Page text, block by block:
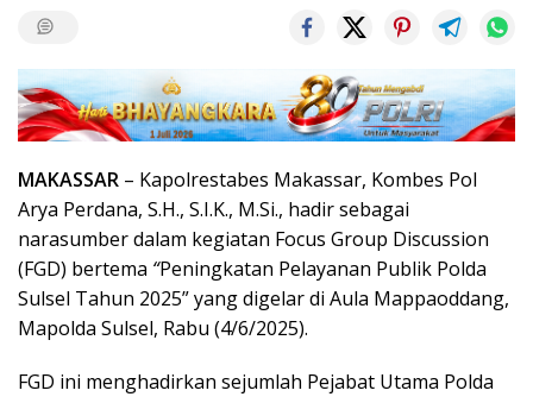
MAKASSAR – Kapolrestabes Makassar, Kombes Pol
Arya Perdana, S.H., S.I.K., M.Si., hadir sebagai
narasumber dalam kegiatan Focus Group Discussion
(FGD) bertema “Peningkatan Pelayanan Publik Polda
Sulsel Tahun 2025” yang digelar di Aula Mappaoddang,
Mapolda Sulsel, Rabu (4/6/2025).
FGD ini menghadirkan sejumlah Pejabat Utama Polda